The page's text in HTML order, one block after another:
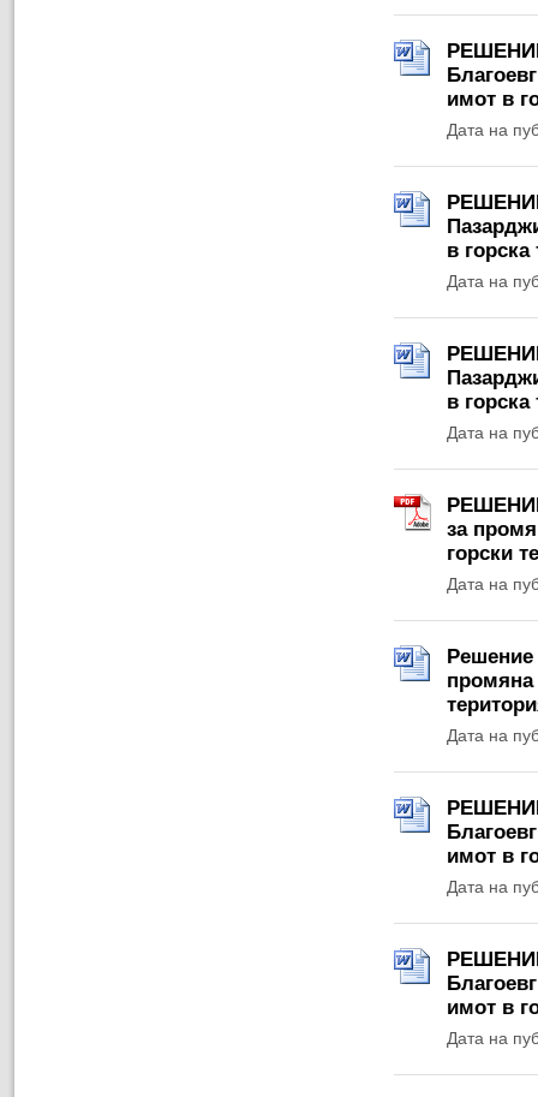
имот в
Дата на
в горска
Дата на
в горска
Дата на
за
горски
Дата на
Решение
промяна
Дата на
имот в
Дата на
имот в
Дата на